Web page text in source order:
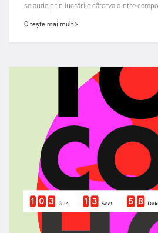
se aude prin lucrările câtorva dintre
Citește mai mult